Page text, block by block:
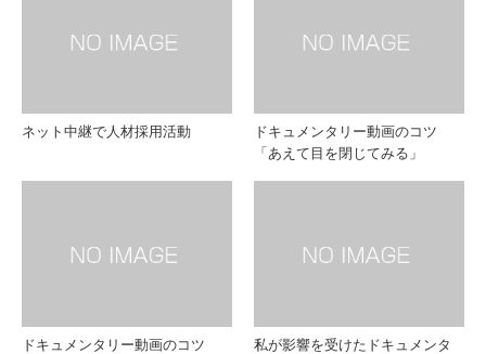
ネット中継で人材採用活動
ドキュメンタリー動画のコツ
「あえて目を閉じてみる」
ドキュメンタリー動画のコツ
私が影響を受けたドキュメンタ